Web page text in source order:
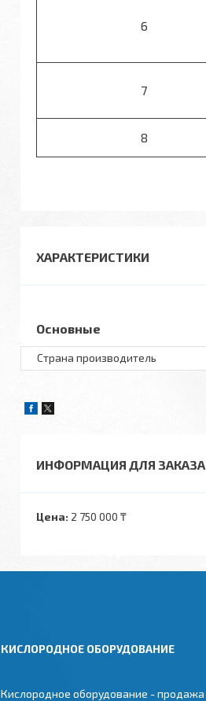
6
7
8
ХАРАКТЕРИСТИКИ
Основные
Страна производитель
ИНФОРМАЦИЯ ДЛЯ ЗАКАЗА
Цена: 2 750 000 ₸
КИСЛОРОДНОЕ ОБОРУДОВАНИЕ
Кислородное оборудование - продажа